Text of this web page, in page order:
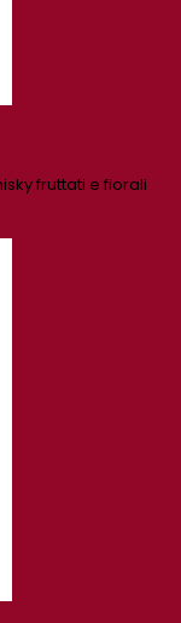
fruttati e fiorali